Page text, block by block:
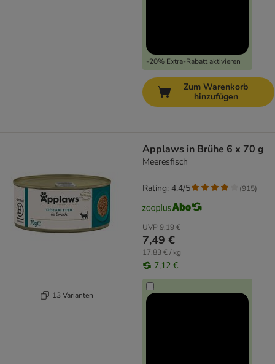
-20% Extra-Rabatt aktivieren
Zum Warenkorb
hinzufügen
13 Varianten
Applaws in Brühe 6 x 70 g
Meeresfisch
UVP 9,19 €
7,49 €
17,83 € / kg
7,12 €
Rating: 4.4/5 (915)